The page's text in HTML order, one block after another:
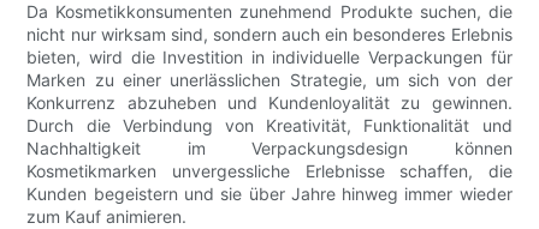
Da Kosmetikkonsumenten zunehmend Produkte suchen, die
nicht nur wirksam sind, sondern auch ein besonderes Erlebnis
bieten, wird die Investition in individuelle Verpackungen für
Marken zu einer unerlässlichen Strategie, um sich von der
Konkurrenz abzuheben und Kundenloyalität zu gewinnen.
Durch die Verbindung von Kreativität, Funktionalität und
Nachhaltigkeit im Verpackungsdesign können
Kosmetikmarken unvergessliche Erlebnisse schaffen, die
Kunden begeistern und sie über Jahre hinweg immer wieder
zum Kauf animieren.